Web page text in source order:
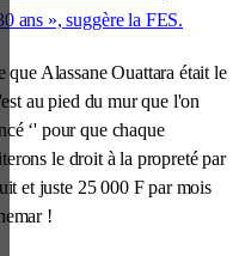
ans », suggère la FES.
que Alassane Ouattara était le
au pied du mur que l'on
‘' pour que chaque
le droit à la propreté par
et juste 25 000 F par mois
!